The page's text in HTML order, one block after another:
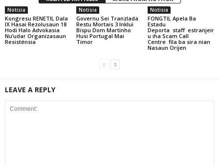
Notisia
Kongresu RENETIL Dala
IX Hasai Rezolusaun 18
Hodi Halo Advokasia
Nu’udar Organizasaun
Resisténsia
Notisia
Governu Sei Tranzlada
Restu Mortais 3 Inklui
Bispu Dom Martinho
Husi Portugal Mai
Timor
Notisia
FONGTIL Apela Ba
Estadu
Deporta staff estranjeir
u iha Scam Call
Centre fila ba sira nian
Nasaun Orijen
LEAVE A REPLY